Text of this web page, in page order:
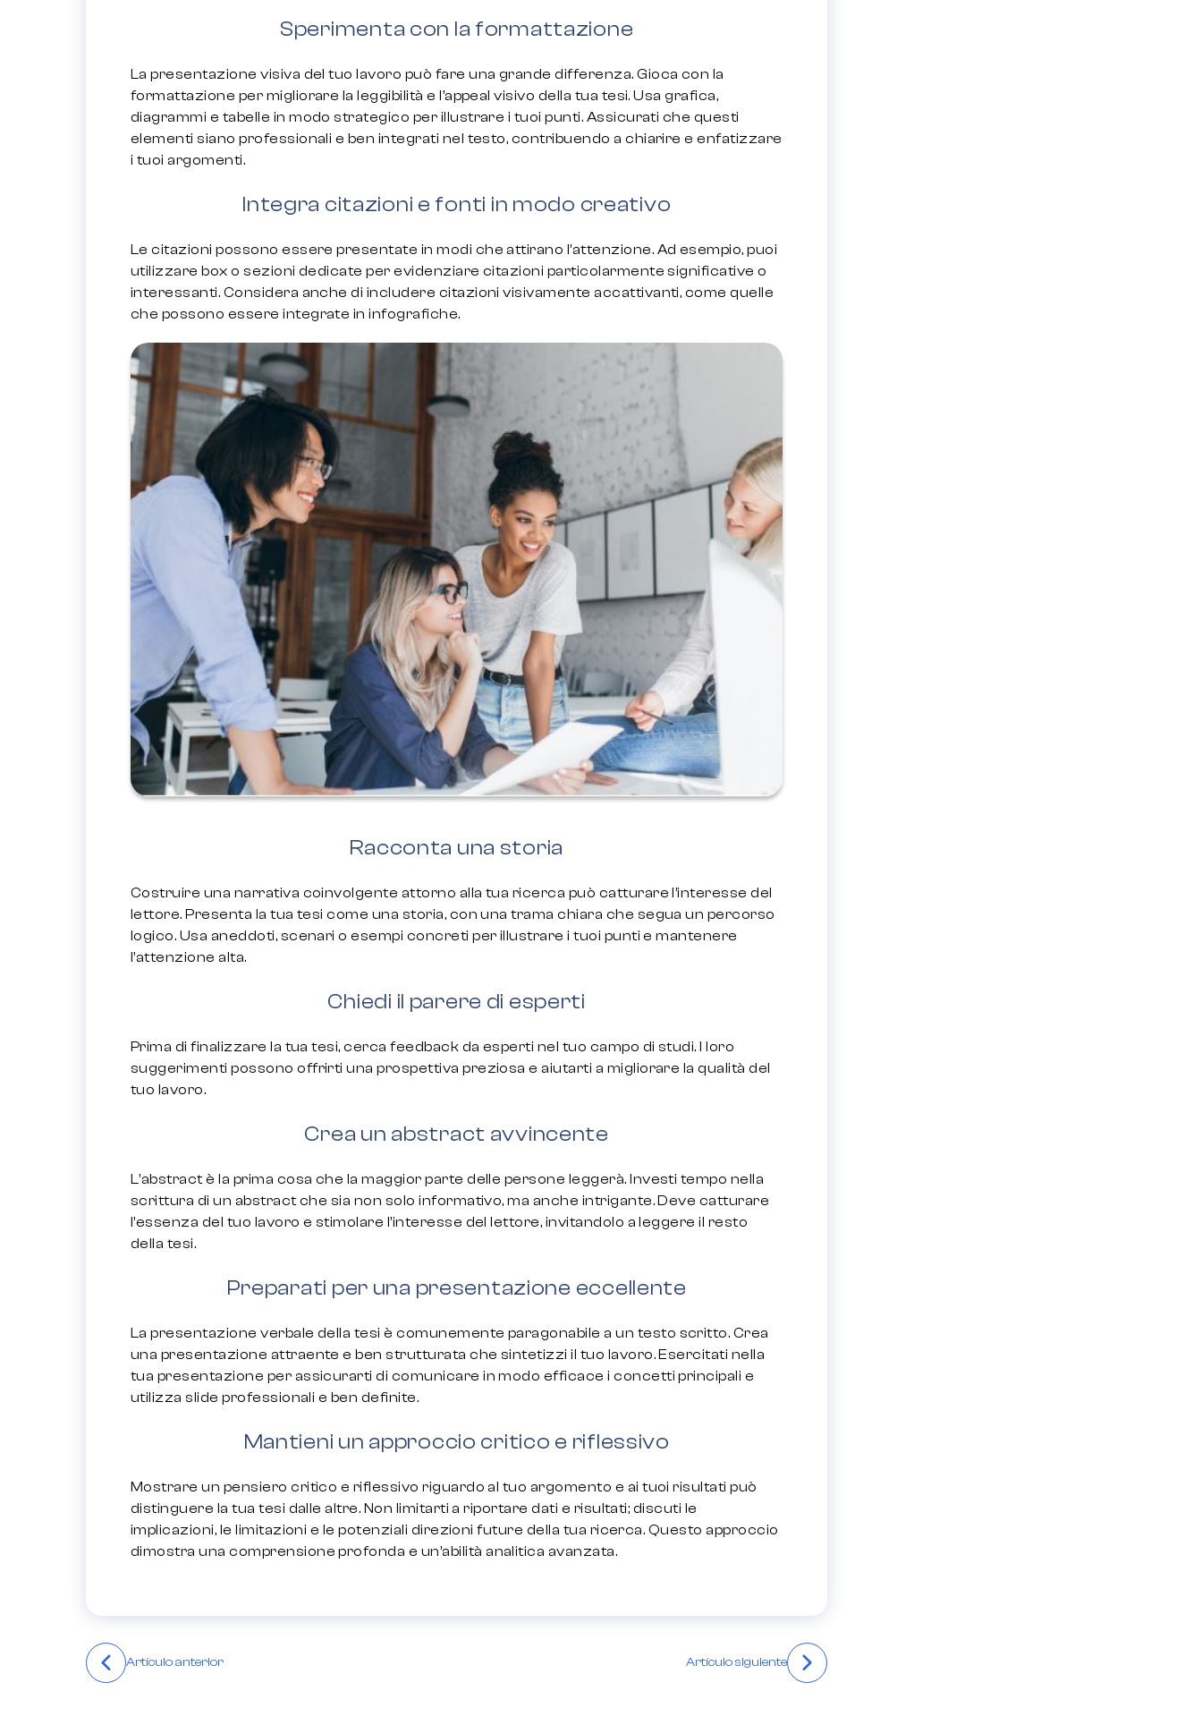
Sperimenta con la formattazione
La presentazione visiva del tuo lavoro può fare una grande differenza. Gioca con la
formattazione per migliorare la leggibilità e l’appeal visivo della tua tesi. Usa grafica,
diagrammi e tabelle in modo strategico per illustrare i tuoi punti. Assicurati che questi
elementi siano professionali e ben integrati nel testo, contribuendo a chiarire e enfatizzare
i tuoi argomenti.
Integra citazioni e fonti in modo creativo
Le citazioni possono essere presentate in modi che attirano l’attenzione. Ad esempio, puoi
utilizzare box o sezioni dedicate per evidenziare citazioni particolarmente significative o
interessanti. Considera anche di includere citazioni visivamente accattivanti, come quelle
che possono essere integrate in infografiche.
Racconta una storia
Costruire una narrativa coinvolgente attorno alla tua ricerca può catturare l’interesse del
lettore. Presenta la tua tesi come una storia, con una trama chiara che segua un percorso
logico. Usa aneddoti, scenari o esempi concreti per illustrare i tuoi punti e mantenere
l’attenzione alta.
Chiedi il parere di esperti
Prima di finalizzare la tua tesi, cerca feedback da esperti nel tuo campo di studi. I loro
suggerimenti possono offrirti una prospettiva preziosa e aiutarti a migliorare la qualità del
tuo lavoro.
Crea un abstract avvincente
L’abstract è la prima cosa che la maggior parte delle persone leggerà. Investi tempo nella
scrittura di un abstract che sia non solo informativo, ma anche intrigante. Deve catturare
l’essenza del tuo lavoro e stimolare l’interesse del lettore, invitandolo a leggere il resto
della tesi.
Preparati per una presentazione eccellente
La presentazione verbale della tesi è comunemente paragonabile a un testo scritto. Crea
una presentazione attraente e ben strutturata che sintetizzi il tuo lavoro. Esercitati nella
tua presentazione per assicurarti di comunicare in modo efficace i concetti principali e
utilizza slide professionali e ben definite.
Mantieni un approccio critico e riflessivo
Mostrare un pensiero critico e riflessivo riguardo al tuo argomento e ai tuoi risultati può
distinguere la tua tesi dalle altre. Non limitarti a riportare dati e risultati; discuti le
implicazioni, le limitazioni e le potenziali direzioni future della tua ricerca. Questo approccio
dimostra una comprensione profonda e un’abilità analitica avanzata.
Навігація
записів
Artículo anterior Artículo siguiente